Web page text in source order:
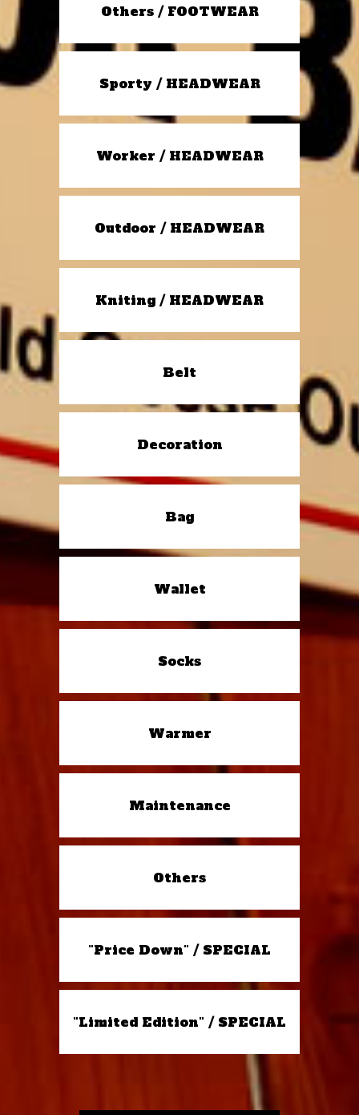
Others / FOOTWEAR
Sporty / HEADWEAR
Worker / HEADWEAR
Outdoor / HEADWEAR
Kniting / HEADWEAR
Belt
Decoration
Bag
Wallet
Socks
Warmer
Maintenance
Others
"Price Down" / SPECIAL
"Limited Edition" / SPECIAL